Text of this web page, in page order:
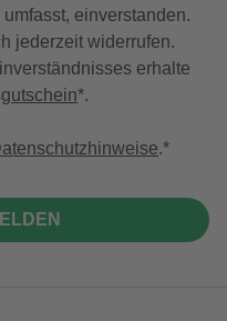
einverstanden.
jederzeit widerrufen.
erhalte
*.
.